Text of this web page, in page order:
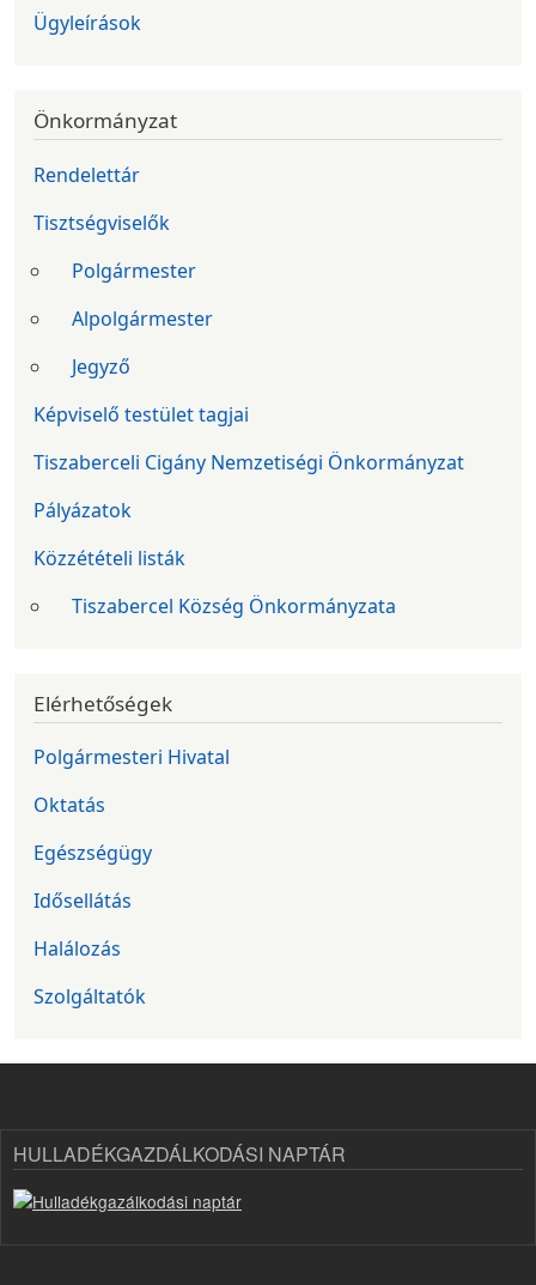
Ügyleírások
Önkormányzat
Rendelettár
Tisztségviselők
Polgármester
Alpolgármester
Jegyző
Képviselő testület tagjai
Tiszaberceli Cigány Nemzetiségi Önkormányzat
Pályázatok
Közzétételi listák
Tiszabercel Község Önkormányzata
Elérhetőségek
Polgármesteri Hivatal
Oktatás
Egészségügy
Idősellátás
Halálozás
Szolgáltatók
HULLADÉKGAZDÁLKODÁSI NAPTÁR